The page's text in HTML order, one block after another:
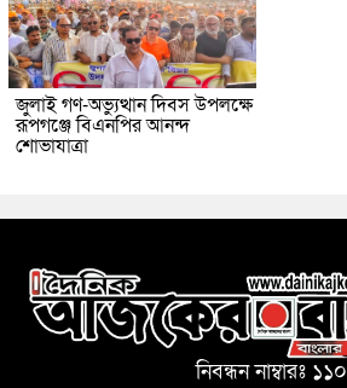
জুলাই গণ-অভ্যুত্থান দিবস উপলক্ষে
রূপগঞ্জে বিএনপির আনন্দ
শোভাযাত্রা
নিবন্ধন নাম্বারঃ ১১০